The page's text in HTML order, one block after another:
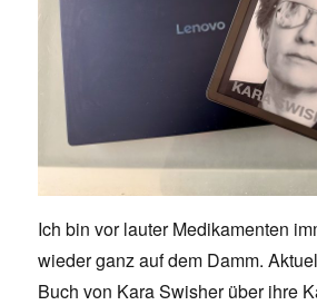
Ich bin vor lauter Medikamenten
wieder ganz auf dem Damm.
Buch von Kara Swisher über ihre